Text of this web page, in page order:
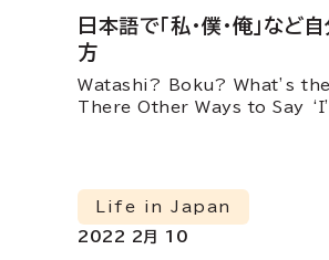
日本語で「私・僕・俺」な
方
Watashi? Boku? What’s
There Other Ways to Say
Life in Japan
2022 2月 10